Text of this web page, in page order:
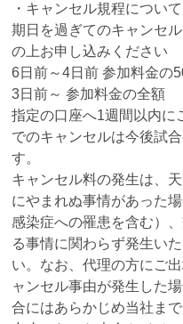
・キャンセル規程について
期日を過ぎてのキャンセ
の上お申し込みください
6日前～4日前 参加料金の
3日前～ 参加料金の全額
指定の口座へ1週間以内に
でのキャンセルは今後試
す。
キャンセル料の発生は、
にやまれぬ事情があった
感染症への罹患を含む）
る事情に関わらず発生い
い。なお、代理の方にご
ャンセル事由が発生した
合にはあらかじめ当社まで